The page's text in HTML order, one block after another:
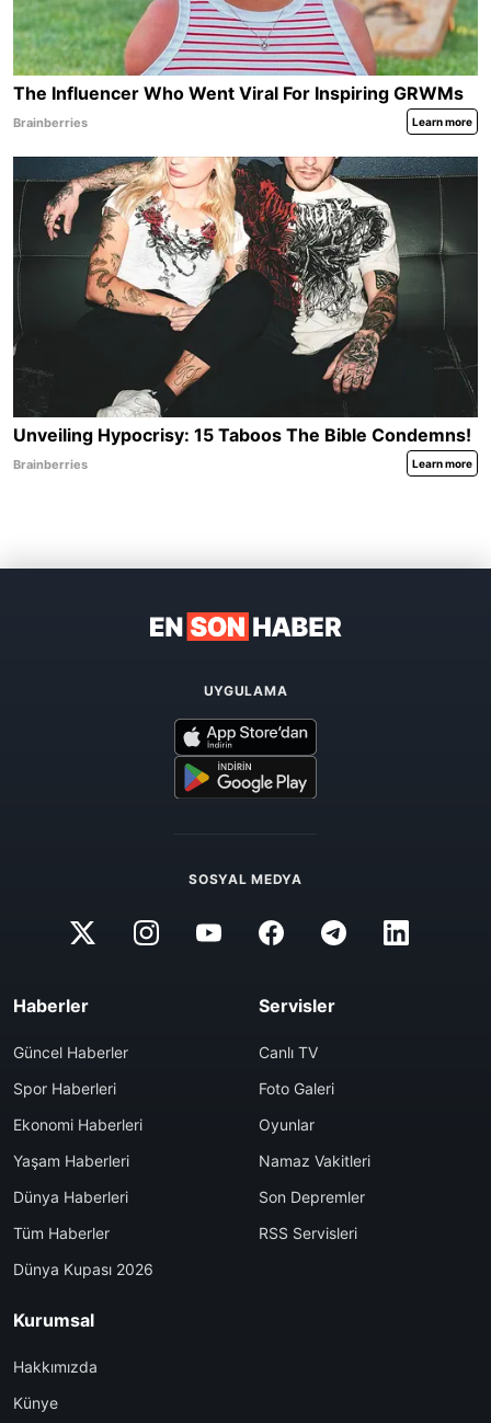
UYGULAMA
SOSYAL MEDYA
Haberler
Güncel Haberler
Spor Haberleri
Ekonomi Haberleri
Yaşam Haberleri
Dünya Haberleri
Tüm Haberler
Dünya Kupası 2026
Servisler
Canlı TV
Foto Galeri
Oyunlar
Namaz Vakitleri
Son Depremler
RSS Servisleri
Kurumsal
Hakkımızda
Künye